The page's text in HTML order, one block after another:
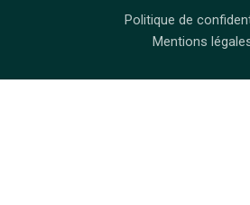
Politique de
Mentions